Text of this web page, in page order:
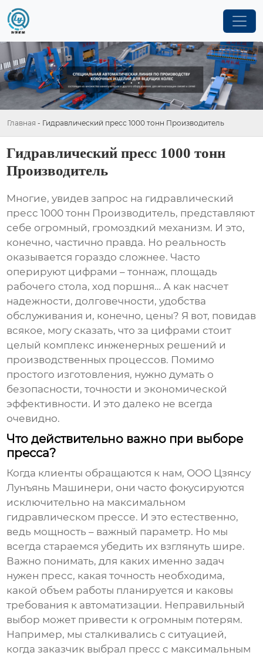
Главная - Гидравлический пресс 1000 тонн Производитель
Гидравлический пресс 1000 тонн
Производитель
Многие, увидев запрос на гидравлический
пресс 1000 тонн Производитель, представляют
себе огромный, громоздкий механизм. И это,
конечно, частично правда. Но реальность
оказывается гораздо сложнее. Часто
оперируют цифрами – тоннаж, площадь
рабочего стола, ход поршня… А как насчет
надежности, долговечности, удобства
обслуживания и, конечно, цены? Я вот, повидав
всякое, могу сказать, что за цифрами стоит
целый комплекс инженерных решений и
производственных процессов. Помимо
простого изготовления, нужно думать о
безопасности, точности и экономической
эффективности. И это далеко не всегда
очевидно.
Что действительно важно при выборе
пресса?
Когда клиенты обращаются к нам, ООО Цзянсу
Лунъянь Машинери, они часто фокусируются
исключительно на максимальном
гидравлическом прессе. И это естественно,
ведь мощность – важный параметр. Но мы
всегда стараемся убедить их взглянуть шире.
Важно понимать, для каких именно задач
нужен пресс, какая точность необходима,
какой объем работы планируется и каковы
требования к автоматизации. Неправильный
выбор может привести к огромным потерям.
Например, мы сталкивались с ситуацией,
когда заказчик выбрал пресс с максимальным